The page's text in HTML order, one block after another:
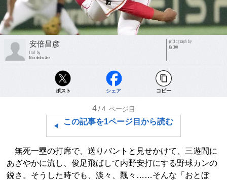
安倍昌彦
text by
Masahiko Abe
photograph by
KYODO
ポスト シェア コピー
4 /4 ページ目
この記事を1ページ目から読む
無死一塁の打席で、送りバントと見せかけて、三遊間に
あざやかに流し、俊足飛ばして内野安打にする野球カンの
鋭さ。そうした時でも、淡々、飄々……そんな「おとぼ